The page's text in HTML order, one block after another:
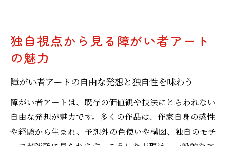
独自視点から見る障がい者アート
の魅力
障がい者アートの自由な発想と独自性を味わう
障がい者アートは、既存の価値観や技法にとらわれない
自由な発想が魅力です。多くの作品は、作家自身の感性
や経験から生まれ、予想外の色使いや構図、独自のモチ